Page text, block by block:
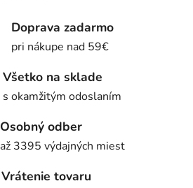
Doprava zadarmo
pri nákupe nad 59€
Všetko na sklade
s okamžitým odoslaním
Osobný odber
až 3395 výdajných miest
Vrátenie tovaru